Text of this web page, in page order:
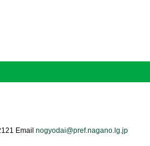
Email nogyodai@pref.nagano.lg.jp